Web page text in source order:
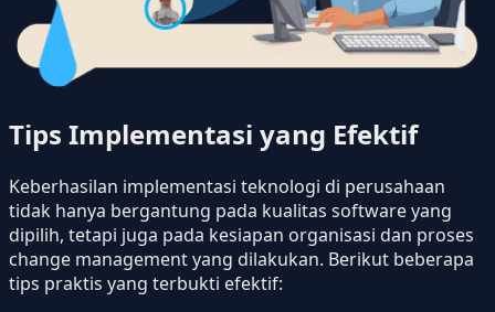
Tips Implementasi yang Efektif
Keberhasilan implementasi teknologi di perusahaan
tidak hanya bergantung pada kualitas software yang
dipilih, tetapi juga pada kesiapan organisasi dan proses
change management yang dilakukan. Berikut beberapa
tips praktis yang terbukti efektif: